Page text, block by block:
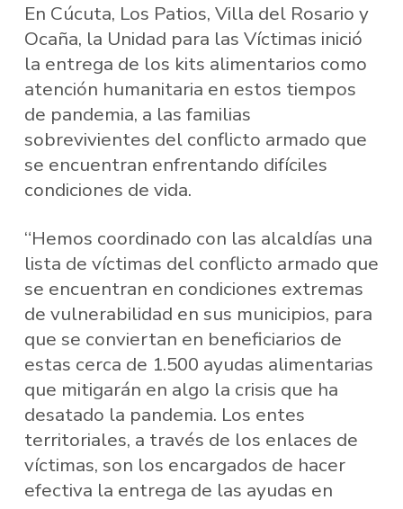
En Cúcuta, Los Patios, Villa del Rosario y
Ocaña, la Unidad para las Víctimas inició
la entrega de los kits alimentarios como
atención humanitaria en estos tiempos
de pandemia, a las familias
sobrevivientes del conflicto armado que
se encuentran enfrentando difíciles
condiciones de vida.
“Hemos coordinado con las alcaldías una
lista de víctimas del conflicto armado que
se encuentran en condiciones extremas
de vulnerabilidad en sus municipios, para
que se conviertan en beneficiarios de
estas cerca de 1.500 ayudas alimentarias
que mitigarán en algo la crisis que ha
desatado la pandemia. Los entes
territoriales, a través de los enlaces de
víctimas, son los encargados de hacer
efectiva la entrega de las ayudas en